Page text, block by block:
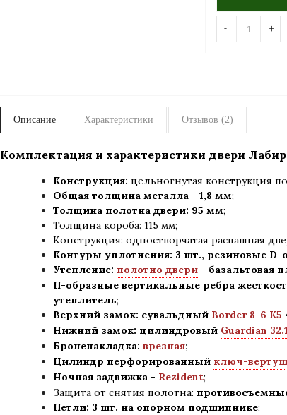
- +
Описание Характеристики Отзывов (2)
Комплектация и характеристики двери
Конструкция: цельногнутая конструкция
Общая толщина металла - 1,8 мм;
Толщина полотна двери: 95 мм;
Толщина короба: 115 мм;
Конструкция: одностворчатая распашная
Контуры уплотнения: 3 шт., резиновые D-
Утепление: полотно двери - базальтовая
П-образные вертикальные ребра
утеплитель;
Верхний замок: сувальдный Border 8-6 K5
Нижний замок: цилиндровый Guardian
Броненакладка: врезная;
Цилиндр перфорированный ключ-
Ночная задвижка - Rezident;
Защита от снятия полотна:
Петли: 3 шт. на опорном подшипнике;